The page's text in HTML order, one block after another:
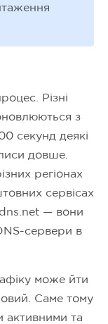
Різні
з
секунд деякі
довше.
регіонах
сервісах
— вони
сервери в
може йти
Саме тому
активними та